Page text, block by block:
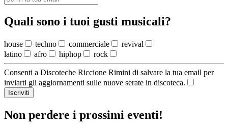
Quali sono i tuoi gusti musicali?
house techno commerciale
revival
latino
afro hiphop rock
Consenti a Discoteche Riccione Rimini di salvare la tua email per
inviarti gli aggiornamenti sulle nuove serate in discoteca.
Iscriviti
Non perdere i prossimi eventi!